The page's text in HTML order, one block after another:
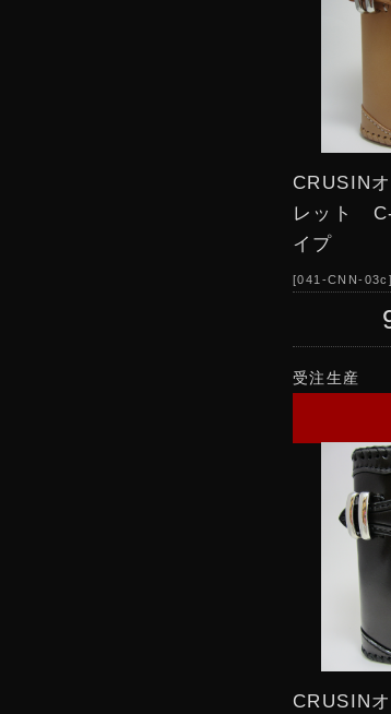
CRUSIN
レット
イプ
041-CNN-03c
受注生産
CRUSIN